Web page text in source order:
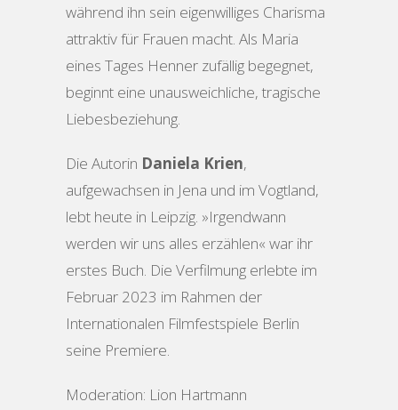
während ihn sein eigenwilliges Charisma
attraktiv für Frauen macht. Als Maria
eines Tages Henner zufällig begegnet,
beginnt eine unausweichliche, tragische
Liebesbeziehung.
Die Autorin Daniela Krien,
aufgewachsen in Jena und im Vogtland,
lebt heute in Leipzig. »Irgendwann
werden wir uns alles erzählen« war ihr
erstes Buch. Die Verfilmung erlebte im
Februar 2023 im Rahmen der
Internationalen Filmfestspiele Berlin
seine Premiere.
Moderation: Lion Hartmann